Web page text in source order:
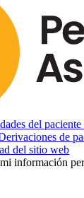
del
de
del sitio web
información